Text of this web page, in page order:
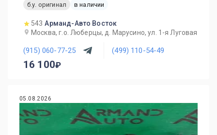
б.у. оригинал
в наличии
543 Арманд-Авто Восток
Москва, г.о. Люберцы, д. Марусино, ул. 1-я Луговая
(915) 060-77-25 (499) 110-54-49
16 100
05.08.2026